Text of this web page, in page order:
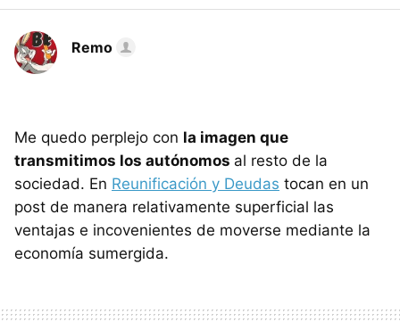
Remo
Me quedo perplejo con la imagen que
transmitimos los autónomos al resto de la
sociedad. En Reunificación y Deudas tocan en un
post de manera relativamente superficial las
ventajas e incovenientes de moverse mediante la
economía sumergida.